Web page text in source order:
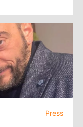
Press